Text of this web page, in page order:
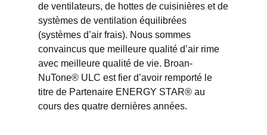
de ventilateurs, de hottes de cuisinières et de
systèmes de ventilation équilibrées
(systèmes d’air frais). Nous sommes
convaincus que meilleure qualité d’air rime
avec meilleure qualité de vie. Broan-
NuTone® ULC est fier d’avoir remporté le
titre de Partenaire ENERGY STAR® au
cours des quatre dernières années.